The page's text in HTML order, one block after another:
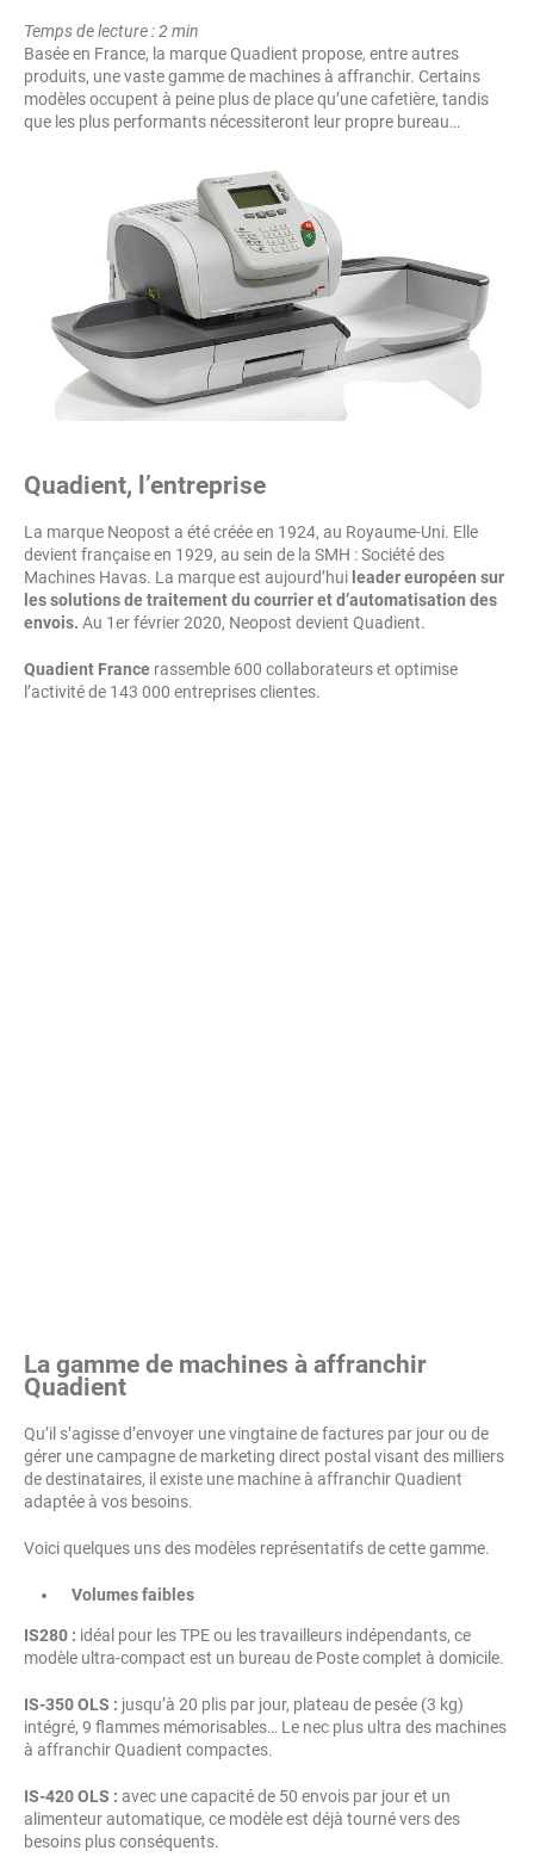
Temps de lecture : 2 min
Basée en France, la marque Quadient propose, entre autres
produits, une vaste gamme de machines à affranchir. Certains
modèles occupent à peine plus de place qu’une cafetière, tandis
que les plus performants nécessiteront leur propre bureau…
Quadient, l’entreprise
La marque Neopost a été créée en 1924, au Royaume-Uni. Elle
devient française en 1929, au sein de la SMH : Société des
Machines Havas. La marque est aujourd’hui leader européen sur
les solutions de traitement du courrier et d’automatisation des
envois. Au 1er février 2020, Neopost devient Quadient.
Quadient France rassemble 600 collaborateurs et optimise
l’activité de 143 000 entreprises clientes.
La gamme de machines à affranchir
Quadient
Qu’il s’agisse d’envoyer une vingtaine de factures par jour ou de
gérer une campagne de marketing direct postal visant des milliers
de destinataires, il existe une machine à affranchir Quadient
adaptée à vos besoins.
Voici quelques uns des modèles représentatifs de cette gamme.
Volumes faibles
IS280 : idéal pour les TPE ou les travailleurs indépendants, ce
modèle ultra-compact est un bureau de Poste complet à domicile.
IS-350 OLS : jusqu’à 20 plis par jour, plateau de pesée (3 kg)
intégré, 9 flammes mémorisables… Le nec plus ultra des machines
à affranchir Quadient compactes.
IS-420 OLS : avec une capacité de 50 envois par jour et un
alimenteur automatique, ce modèle est déjà tourné vers des
besoins plus conséquents.